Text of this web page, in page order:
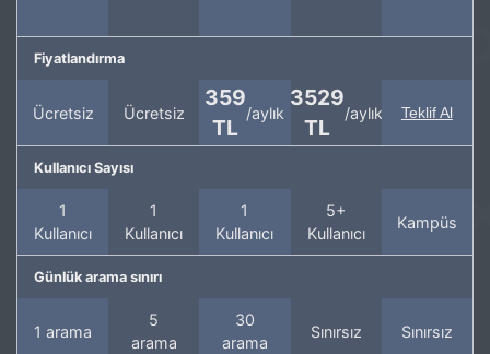
Fiyatlandırma
Ücretsiz Ücretsiz
359
TL
/aylık
3529
TL
/aylık Teklif Al
Kullanıcı Sayısı
1
Kullanıcı
1
Kullanıcı
1
Kullanıcı
5+
Kullanıcı
Kampüs
Günlük arama sınırı
1 arama
5
arama
30
arama
Sınırsız Sınırsız